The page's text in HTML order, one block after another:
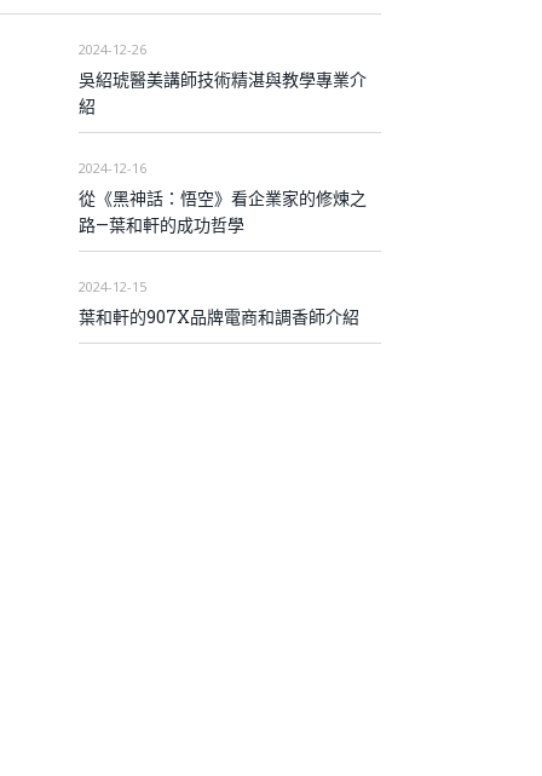
2024-12-26
吳紹琥醫美講師技術精湛與教學專業介
紹
2024-12-16
從《黑神話：悟空》看企業家的修煉之
路—葉和軒的成功哲學
2024-12-15
葉和軒的907X品牌電商和調香師介紹